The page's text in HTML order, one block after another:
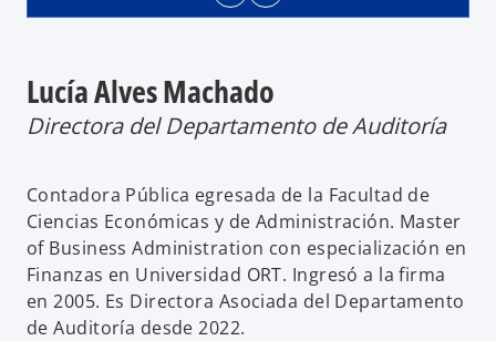
Lucía Alves Machado
Directora del Departamento de Auditoría
Contadora Pública egresada de la Facultad de
Ciencias Económicas y de Administración. Master
of Business Administration con especialización en
Finanzas en Universidad ORT. Ingresó a la firma
en 2005. Es Directora Asociada del Departamento
de Auditoría desde 2022.